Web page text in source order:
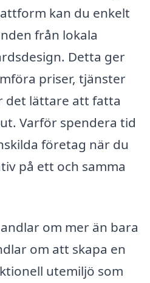
kan du enkelt
från lokala
Detta ger
priser, tjänster
det lättare att fatta
Varför spendera tid
företag när du
på ett och samma
om mer än bara
om att skapa en
utemiljö som